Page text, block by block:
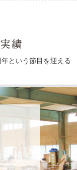
という節目を迎える